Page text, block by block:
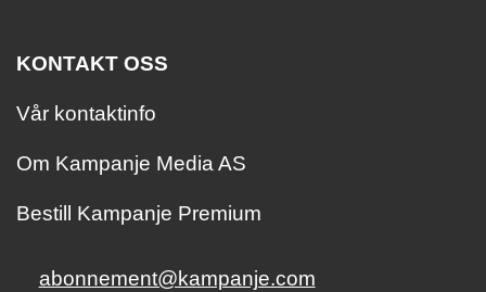
KONTAKT OSS
Vår kontaktinfo
Om Kampanje Media AS
Bestill Kampanje Premium
abonnement@kampanje.com